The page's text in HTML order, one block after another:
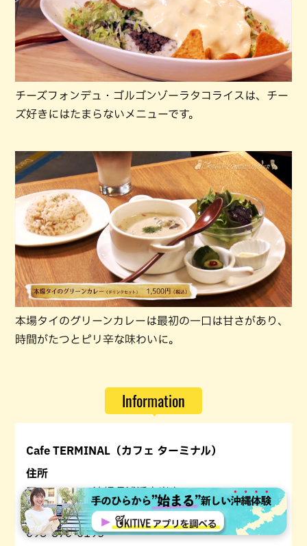
チーズフォンデュ・ゴルゴンゾーラタコライスは、チー
ズ好きにはたまらないメニューです。
本場タイのグリーンカレーは最初の一口は甘さがあり、
時間がたつとピリ辛な味わいに。
Information
Cafe TERMINAL（カフェ ターミナル）
住所
〒901-2104 沖縄県浦添市当山2-8-1
電話番号
098-870-0195